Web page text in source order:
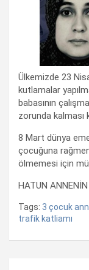
Ülkemizde 23
kutlamalar
babasının
zorunda kalması
8 Mart dünya
çocuğuna
ölmemesi için
HATUN
Tags: 3 çocuk
trafik katliamı